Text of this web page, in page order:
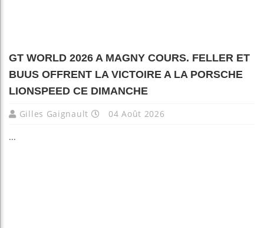
GT WORLD 2026 A MAGNY COURS. FELLER ET
BUUS OFFRENT LA VICTOIRE A LA PORSCHE
LIONSPEED CE DIMANCHE
Gilles Gaignault 04 Août 2026
...